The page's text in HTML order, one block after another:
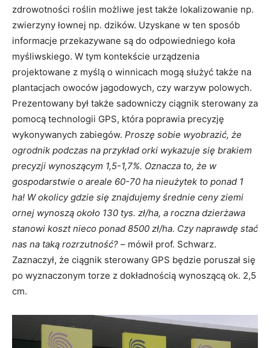
zdrowotności roślin możliwe jest także lokalizowanie np.
zwierzyny łownej np. dzików. Uzyskane w ten sposób
informacje przekazywane są do odpowiedniego koła
myśliwskiego. W tym kontekście urządzenia
projektowane z myślą o winnicach mogą służyć także na
plantacjach owoców jagodowych, czy warzyw polowych.
Prezentowany był także sadowniczy ciągnik sterowany za
pomocą technologii GPS, która poprawia precyzję
wykonywanych zabiegów. Proszę sobie wyobrazić, że
ogrodnik podczas na przykład orki wykazuje się brakiem
precyzji wynoszącym 1,5-1,7%. Oznacza to, że w
gospodarstwie o areale 60-70 ha nieużytek to ponad 1
ha! W okolicy gdzie się znajdujemy średnie ceny ziemi
ornej wynoszą około 130 tys. zł/ha, a roczna dzierżawa
stanowi koszt nieco ponad 8500 zł/ha. Czy naprawdę stać
nas na taką rozrzutność? – mówił prof. Schwarz.
Zaznaczył, że ciągnik sterowany GPS będzie poruszał się
po wyznaczonym torze z dokładnością wynoszącą ok. 2,5
cm.